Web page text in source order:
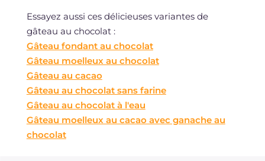
Essayez aussi ces délicieuses variantes de
gâteau au chocolat :
Gâteau fondant au chocolat
Gâteau moelleux au chocolat
Gâteau au cacao
Gâteau au chocolat sans farine
Gâteau au chocolat à l'eau
Gâteau moelleux au cacao avec ganache au
chocolat